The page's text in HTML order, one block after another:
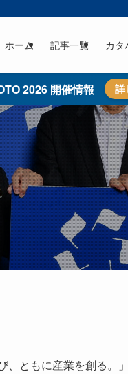
ホーム 記事一覧 カタ
2026 開催情報 詳
ともに産業を創る。